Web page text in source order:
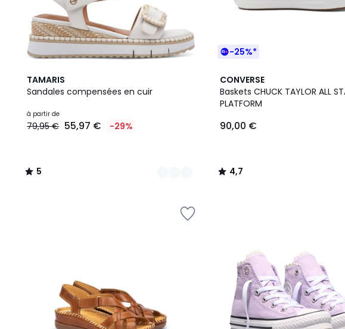
TAMARIS
Sandales compensées en cuir
à partir de
79,95 € 55,97 € -29%
5
/
2
Couleurs
5
/
-25%*
CONVERSE
Baskets CHUCK TAYLOR ALL
PLATFORM
90,00 €
4,7
/ 5
2
Couleurs
4,7
/